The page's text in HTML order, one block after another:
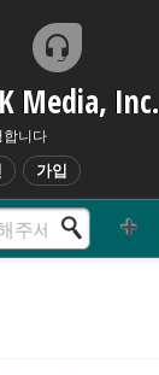
Media, Inc.
합니다
가입